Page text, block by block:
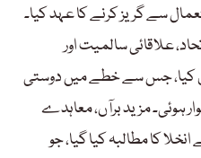
سے گریز کرنے کا عہد کیا۔
علاقائی سالمیت اور
کیا، جس سے خطے میں دوستی
ہوئی۔ مزید برآں، معاہدے
کا مطالبہ کیا گیا، جو